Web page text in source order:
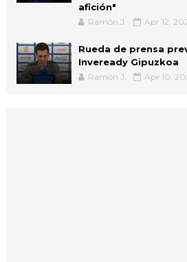
afición"
Ramón J. Apr 12,
Rueda de prensa
Inveready Gipuzkoa
Ramón J. Apr 10,